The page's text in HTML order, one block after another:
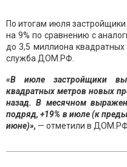
По итогам июля
на 9% по сравнению с
до 3,5 миллиона
служба ДОМ.РФ.
«В июле застройщики
квадратных метров новых
назад. В месячном
подряд, +19% в июле (к
июне)», — отметили в ДОМ.РФ.